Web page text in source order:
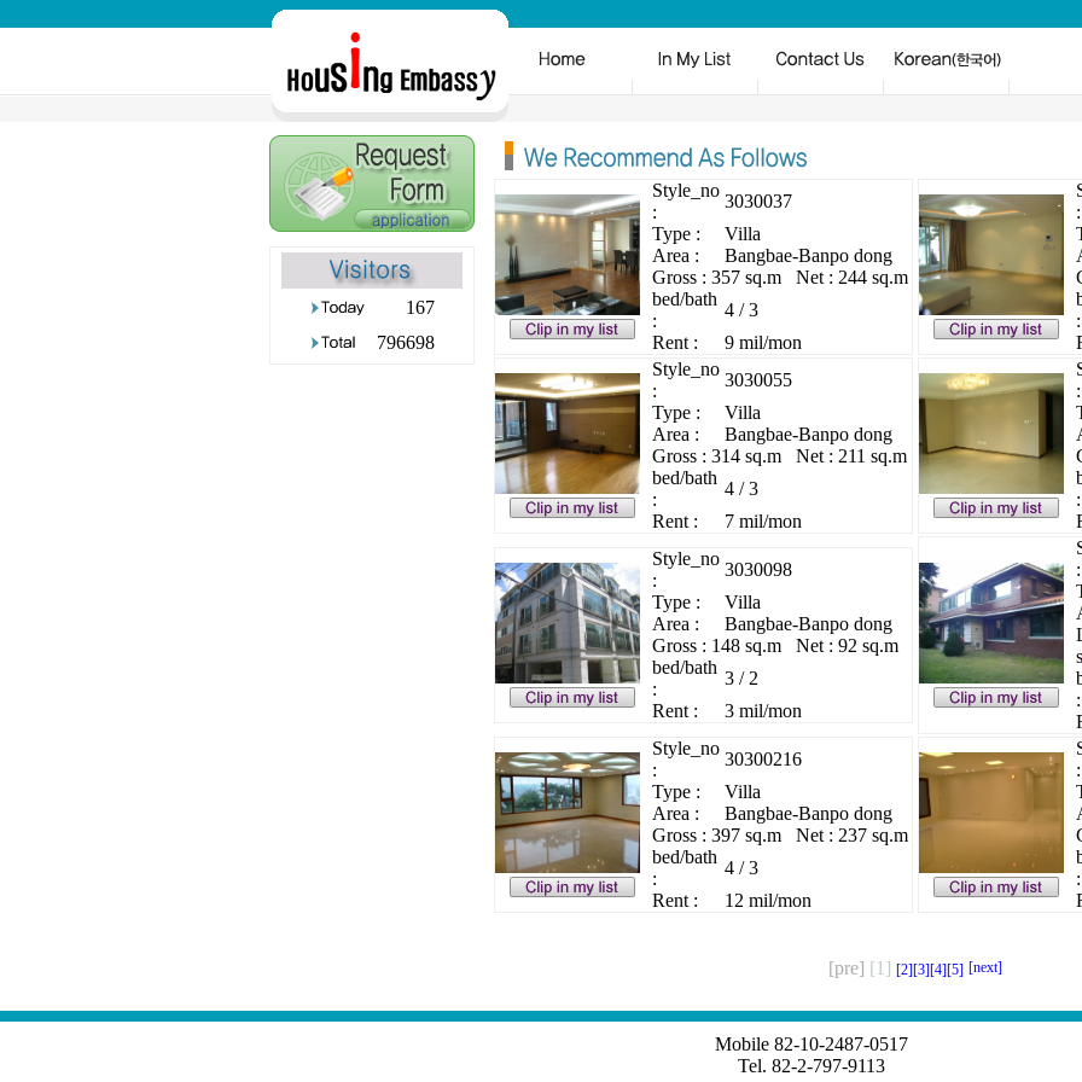
167
796698
Style_no
:
3030037
Type :
Villa
Area :
Bangbae-Banpo dong
Gross : 357 sq.m Net : 244 sq.m
bed/bath
:
4 / 3
Rent :
9 mil/mon
:
:
Style_no
:
3030055
Type :
Villa
Area :
Bangbae-Banpo dong
Gross : 314 sq.m Net : 211 sq.m
bed/bath
:
4 / 3
Rent :
7 mil/mon
:
:
Style_no
:
3030098
Type :
Villa
Area :
Bangbae-Banpo dong
Gross : 148 sq.m Net : 92 sq.m
bed/bath
:
3 / 2
Rent :
3 mil/mon
:
:
Style_no
:
30300216
Type :
Villa
Area :
Bangbae-Banpo dong
Gross : 397 sq.m Net : 237 sq.m
bed/bath
:
4 / 3
Rent :
12 mil/mon
:
:
[pre] [1] [2][3][4][5] [next]
Mobile 82-10-2487-0517
Tel. 82-2-797-9113